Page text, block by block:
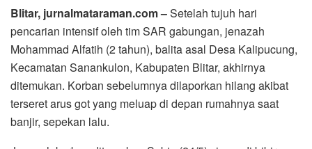
Blitar, jurnalmataraman.com –Setelah tujuh hari
pencarian intensif oleh tim SAR gabungan, jenazah
Mohammad Alfatih (2 tahun), balita asal Desa Kalipucung,
Kecamatan Sanankulon, Kabupaten Blitar, akhirnya
ditemukan. Korban sebelumnya dilaporkan hilang akibat
terseret arus got yang meluap di depan rumahnya saat
banjir, sepekan lalu.